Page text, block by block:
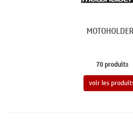
70 produits
voir les